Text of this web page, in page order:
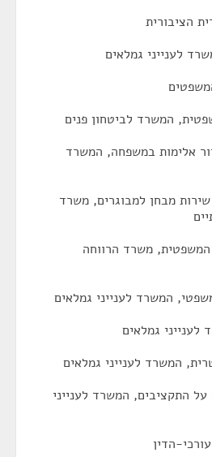
הציבורית
לענייני גמלאים
המשרד לביטחון פנים
אלימות במשפחה, המשרד
מבחן למבוגרים, משרד
משרד הרווחה
המשרד לענייני גמלאים
גמלאים
המשרד לענייני גמלאים
התקציבים, המשרד לענייני
הדין